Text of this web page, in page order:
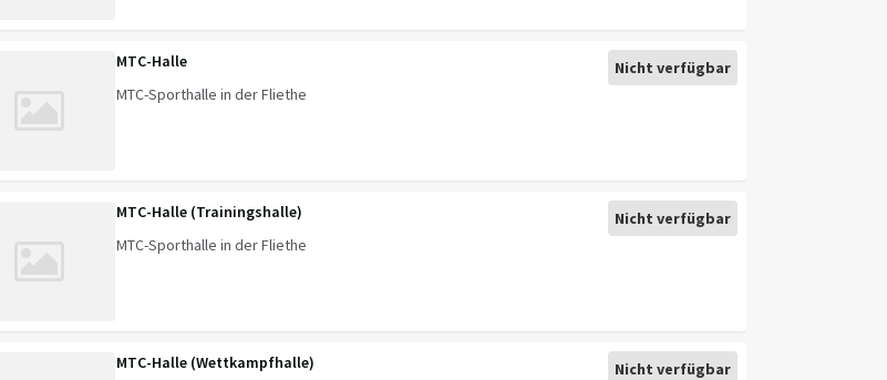
MTC-Halle
MTC-Sporthalle in der Fliethe
Nicht verfügbar
MTC-Halle (Trainingshalle)
MTC-Sporthalle in der Fliethe
Nicht verfügbar
MTC-Halle (Wettkampfhalle)
Nicht verfügbar